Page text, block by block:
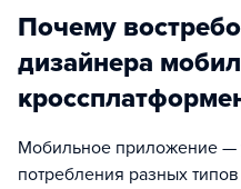
Почему
дизайнера
Мобильное приложение —
потребления разных